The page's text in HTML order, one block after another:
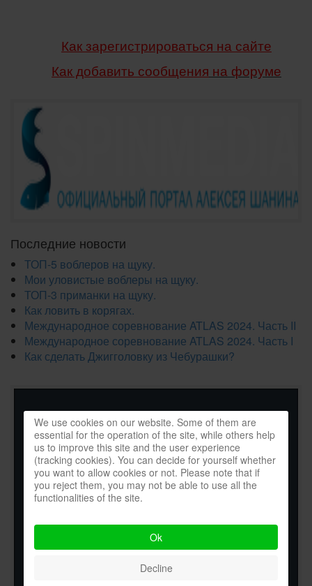
Как зарегистрироваться на сайте
Как добавить сообщения на форуме
Последние новости
ТОП-5 воблеров на щуку.
Мои уловистые воблеры на щуку.
ТОП-3 приманки на щуку.
Как ловить в корягах.
Международное соревнование ATLAS 2024. Часть II
Международное соревнование ATLAS 2024. Часть I
Как сделать Джигголовку из Чебурашки?
We use cookies on our website. Some of them are
essential for the operation of the site, while others help
us to improve this site and the user experience
(tracking cookies). You can decide for yourself whether
you want to allow cookies or not. Please note that if
you reject them, you may not be able to use all the
functionalities of the site.
Ok
Decline